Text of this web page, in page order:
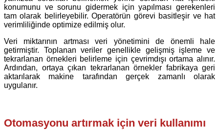
konumunu ve sorunu gidermek için yapılması gerekenleri
tam olarak belirleyebilir. Operatörün görevi basitleşir ve hat
verimliliğinde optimize edilmiş olur.
Veri miktarının artması veri yönetimini de önemli hale
getirmiştir. Toplanan veriler genellikle gelişmiş işleme ve
tekrarlanan örnekleri belirleme için çevrimdışı ortama alınır.
Ardından, ortaya çıkan tekrarlanan örnekler fabrikaya geri
aktarılarak makine tarafından gerçek zamanlı olarak
uygulanır.
Otomasyonu artırmak için veri kullanımı